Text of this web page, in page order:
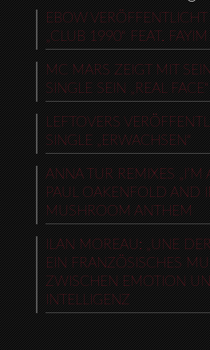
EBOW
„CLUB 1990“ FEAT. FAYIM
MC MARS ZEIGT MIT
SINGLE SEIN „REAL FACE“
LEFTOVERS
SINGLE „ERWACHSEN“
ANNA TUR REMIXES „I’M
PAUL OAKENFOLD AND
MUSHROOM ANTHEM
ILAN MOREAU: „UNE
EIN FRANZÖSISCHES
ZWISCHEN EMOTION
INTELLIGENZ